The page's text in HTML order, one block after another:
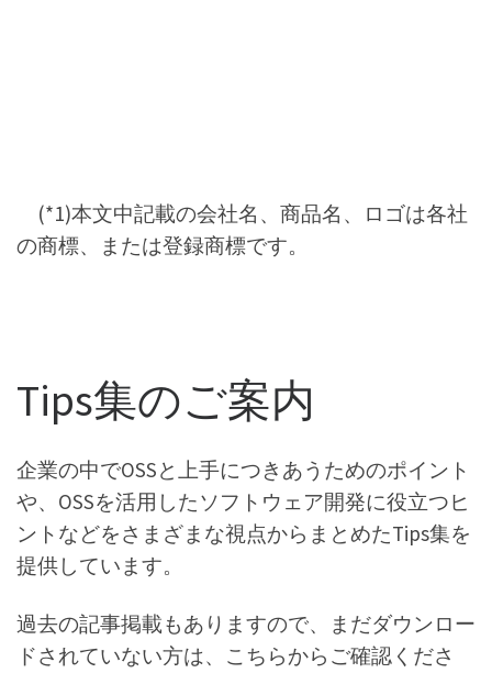
(*1)本文中記載の会社名、商品名、ロゴは各社
の商標、または登録商標です。
Tips集のご案内
企業の中でOSSと上手につきあうためのポイント
や、OSSを活用したソフトウェア開発に役立つヒ
ントなどをさまざまな視点からまとめたTips集を
提供しています。
過去の記事掲載もありますので、まだダウンロー
ドされていない方は、こちらからご確認くださ